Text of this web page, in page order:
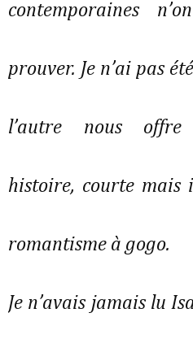
contemporaines
prouver. Je n’ai pas
l’autre nous offre
histoire, courte mais
romantisme à gogo.
Je n’avais jamais lu